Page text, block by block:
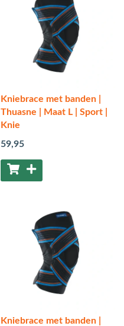
Kniebrace met banden |
Thuasne | Maat L | Sport |
Knie
59,95
Kniebrace met banden |